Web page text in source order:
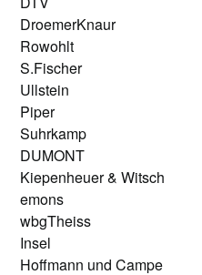
DroemerKnaur
Rowohlt
S.Fischer
Ullstein
Piper
Suhrkamp
DUMONT
Kiepenheuer & Witsch
emons
wbgTheiss
Insel
Hoffmann und Campe